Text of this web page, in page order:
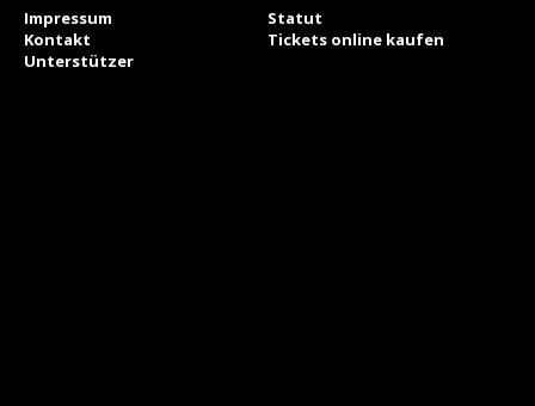
Impressum
Statut
Kontakt
Tickets online kaufen
Unterstützer